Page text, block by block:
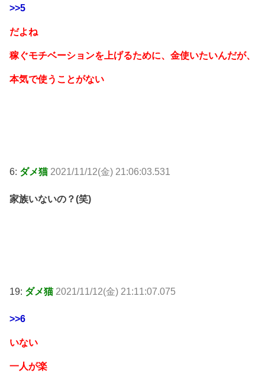
>>5
だよね
稼ぐモチベーションを上げるために、金使いたいんだが、
本気で使うことがない
6: ダメ猫 2021/11/12(金) 21:06:03.531
家族いないの？(笑)
19: ダメ猫 2021/11/12(金) 21:11:07.075
>>6
いない
一人が楽